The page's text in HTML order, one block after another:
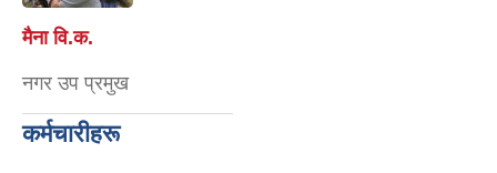
मैना वि‍.क.
नगर उप प्रमुख
कर्मचारीहरू